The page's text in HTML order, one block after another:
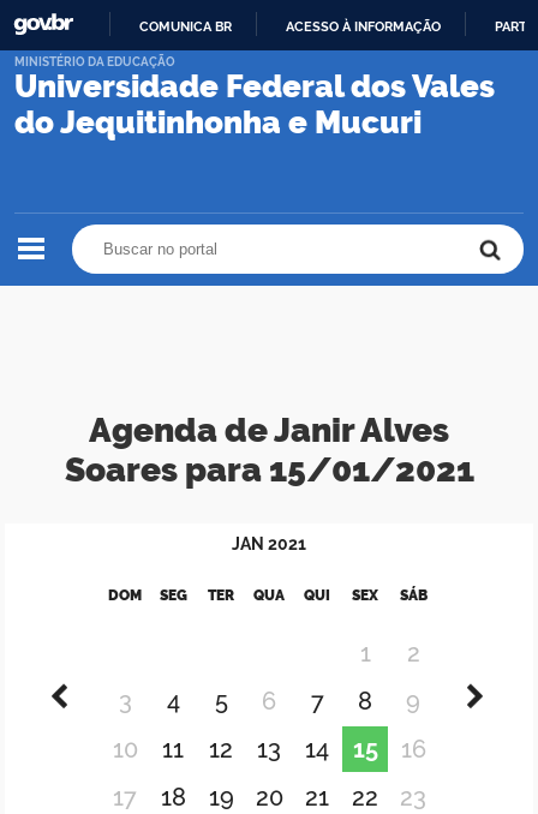
PARA
CONTEÚDO
COMUNICA BR ACESSO À INFORMAÇÃO
Universidade Federal dos Vales
do Jequitinhonha e Mucuri
MINISTÉRIO DA EDUCAÇÃO
Agenda de Janir Alves
Soares para 15/01/2021
JAN 2021
DOM SEG TER QUA QUI SEX SÁB
1
2
3
4 5 6 7 8
9
10
11 12 13 14 15
16
17
18 19 20 21 22
23